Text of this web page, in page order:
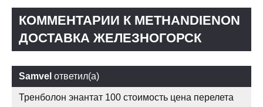
КОММЕНТАРИИ К METHANDIENON
ДОСТАВКА ЖЕЛЕЗНОГОРСК
Samvel ответил(а)
Тренболон энантат 100 стоимость цена перелета